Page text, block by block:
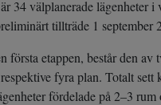
34 välplanerade lägenheter i
tillträde 1 september
första etappen, består den av
fyra plan. Totalt sett
fördelade på 2–3